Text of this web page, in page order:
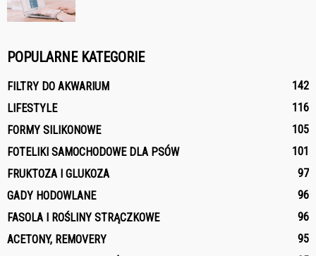
POPULARNE KATEGORIE
FILTRY DO AKWARIUM
142
LIFESTYLE
116
FORMY SILIKONOWE
105
FOTELIKI SAMOCHODOWE DLA PSÓW
101
FRUKTOZA I GLUKOZA
97
GADY HODOWLANE
96
FASOLA I ROŚLINY STRĄCZKOWE
96
ACETONY, REMOVERY
95